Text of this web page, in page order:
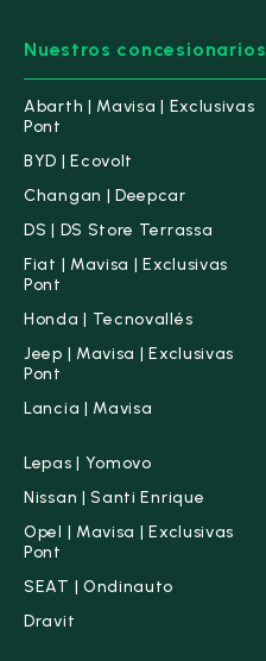
Nuestros concesionarios
Abarth | Mavisa | Exclusivas
Pont
BYD | Ecovolt
Changan | Deepcar
DS | DS Store Terrassa
Fiat | Mavisa | Exclusivas
Pont
Honda | Tecnovallés
Jeep | Mavisa | Exclusivas
Pont
Lancia | Mavisa
Lepas | Yomovo
Nissan | Santi Enrique
Opel | Mavisa | Exclusivas
Pont
SEAT | Ondinauto
Dravit